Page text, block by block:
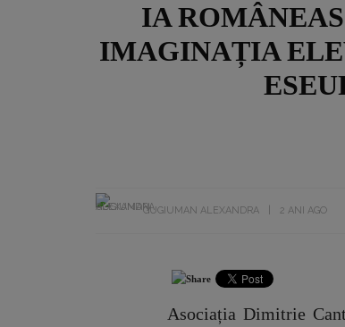
IA
IMAGINAȚIA
GUGIUMAN ALEXANDRA 2 ANI AGO
Asociația Dimitrie